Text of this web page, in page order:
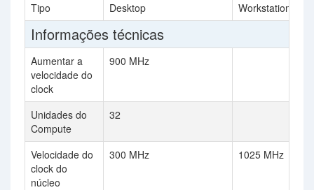
Tipo Desktop Workstation
Informações técnicas
Aumentar a
velocidade do
clock
900 MHz
Unidades do
Compute
32
Velocidade do
clock do
núcleo
300 MHz 1025 MHz